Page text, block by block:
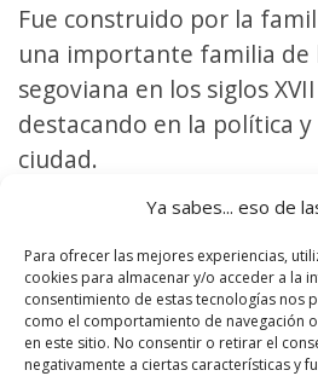
Ya sabes... eso de
Para ofrecer las mejores experiencias,
cookies para almacenar y/o acceder a la
consentimiento de estas tecnologías nos
como el comportamiento de navegación
en este sitio. No consentir o retirar el
negativamente a ciertas características y
Fue construido por la
una importante familia de
segoviana en los siglos
destacando en la política y
ciudad.
La fachada cuenta con
sillares de granito.
El edificio se estructura
porticado acristalado.